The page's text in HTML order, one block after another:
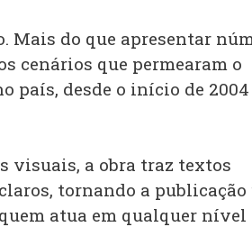
Mais do que apresentar
cenários que permearam o
país, desde o início de 2004
visuais, a obra traz textos
tornando a publicação
atua em qualquer nível